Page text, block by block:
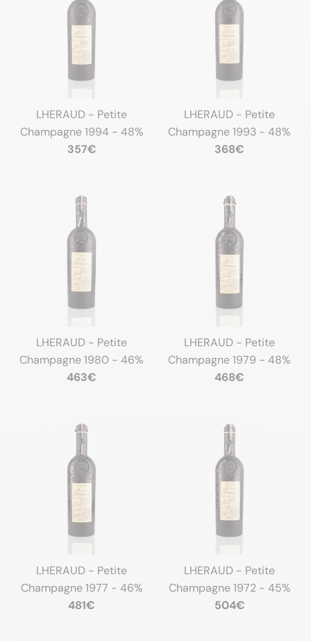
LHERAUD - Petite
Champagne 1994 - 48%
357€
LHERAUD - Petite
Champagne 1993 - 48%
368€
LHERAUD - Petite
Champagne 1980 - 46%
463€
LHERAUD - Petite
Champagne 1979 - 48%
468€
LHERAUD - Petite
Champagne 1977 - 46%
481€
LHERAUD - Petite
Champagne 1972 - 45%
504€